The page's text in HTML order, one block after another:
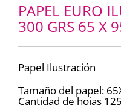
PAPEL EURO
300 GRS 65 X
Papel Ilustración
Tamaño del papel:
Cantidad de hojas 125